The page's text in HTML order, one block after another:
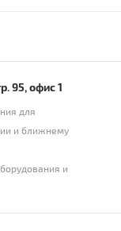
95, офис 1
для
и ближнему
и